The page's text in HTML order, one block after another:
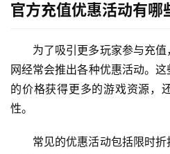
官方充值优惠活动有哪
为了吸引更多玩家参与充
网经常会推出各种优惠活动。
的价格获得更多的游戏资源，
性。
常见的优惠活动包括限时折